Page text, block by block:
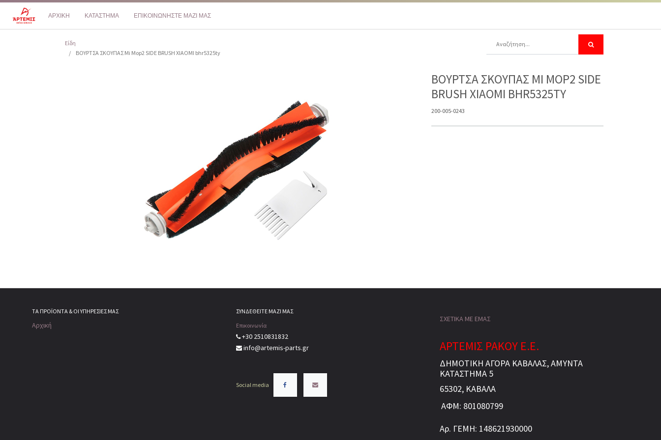
ΑΡΧΙΚΗ ΚΑΤΑΣΤΗΜΑ ΕΠΙΚΟΙΝΩΝΗΣΤΕ ΜΑΖΙ ΜΑΣ
Είδη
ΒΟΥΡΤΣΑ ΣΚΟΥΠΑΣ Mi Mop2 SIDE BRUSH XIAOMI bhr5325ty
ΒΟΥΡΤΣΑ ΣΚΟΥΠΑΣ MI MOP2 SIDE
BRUSH XIAOMI BHR5325TY
200-005-0243
ΤΑ ΠΡΟΪΌΝΤΑ & ΟΙ ΥΠΗΡΕΣΊΕΣ ΜΑΣ
Αρχική
ΣΥΝΔΕΘΕΙΤΕ ΜΑΖΙ ΜΑΣ
Επικοινωνία
+30 2510831832
info@artemis-parts.gr
Social media
ΣΧΕΤΙΚΑ ΜΕ ΕΜΑΣ
ΑΡΤΕΜΙΣ ΡΑΚΟΥ Ε.Ε.
ΔΗΜΟΤΙΚΗ ΑΓΟΡΑ ΚΑΒΑΛΑΣ, ΑΜΥΝΤΑ
ΚΑΤΑΣΤΗΜΑ 5
65302, ΚΑΒΑΛΑ
ΑΦΜ: 801080799
Αρ. ΓΕΜΗ: 148621930000